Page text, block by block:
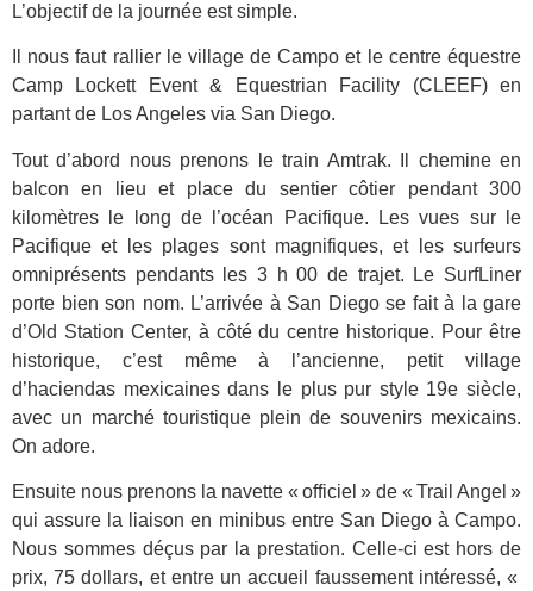
L’objectif de la journée est simple.
Il nous faut rallier le village de Campo et le centre équestre
Camp Lockett Event & Equestrian Facility (CLEEF) en
partant de Los Angeles via San Diego.
Tout d’abord nous prenons le train Amtrak. Il chemine en
balcon en lieu et place du sentier côtier pendant 300
kilomètres le long de l’océan Pacifique. Les vues sur le
Pacifique et les plages sont magnifiques, et les surfeurs
omniprésents pendants les 3 h 00 de trajet. Le SurfLiner
porte bien son nom. L’arrivée à San Diego se fait à la gare
d’Old Station Center, à côté du centre historique. Pour être
historique, c’est même à l’ancienne, petit village
d’haciendas mexicaines dans le plus pur style 19e siècle,
avec un marché touristique plein de souvenirs mexicains.
On adore.
Ensuite nous prenons la navette « officiel » de « Trail Angel »
qui assure la liaison en minibus entre San Diego à Campo.
Nous sommes déçus par la prestation. Celle-ci est hors de
prix, 75 dollars, et entre un accueil faussement intéressé, «